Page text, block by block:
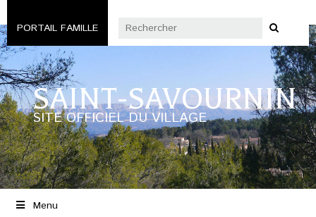
PORTAIL FAMILLE
SAINT-SAVOURNIN
SITE OFFICIEL DU VILLAGE
Menu